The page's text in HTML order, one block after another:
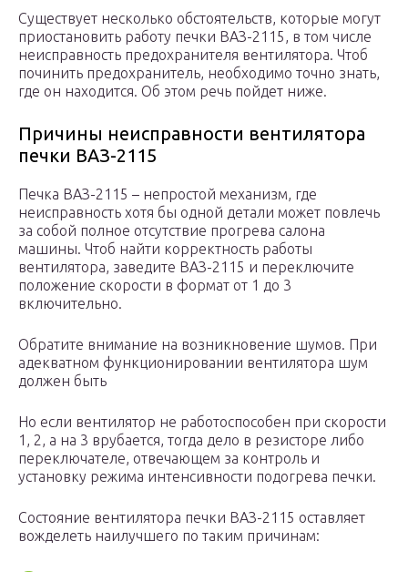
Существует несколько обстоятельств, которые могут
приостановить работу печки ВАЗ-2115, в том числе
неисправность предохранителя вентилятора. Чтоб
починить предохранитель, необходимо точно знать,
где он находится. Об этом речь пойдет ниже.
Причины неисправности вентилятора
печки ВАЗ-2115
Печка ВАЗ-2115 – непростой механизм, где
неисправность хотя бы одной детали может повлечь
за собой полное отсутствие прогрева салона
машины. Чтоб найти корректность работы
вентилятора, заведите ВАЗ-2115 и переключите
положение скорости в формат от 1 до 3
включительно.
Обратите внимание на возникновение шумов. При
адекватном функционировании вентилятора шум
должен быть
Но если вентилятор не работоспособен при скорости
1, 2, а на 3 врубается, тогда дело в резисторе либо
переключателе, отвечающем за контроль и
установку режима интенсивности подогрева печки.
Состояние вентилятора печки ВАЗ-2115 оставляет
вожделеть наилучшего по таким причинам: